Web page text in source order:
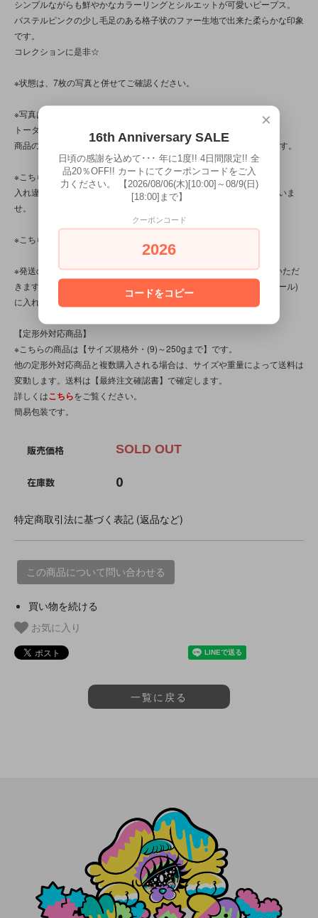
シンプルながらも鮮やかなカラーリングとシルエットが可愛いピープス。
パステルピンクの少し毛足のある格子状のファー生地で出来た柔らかな印象
です。
コレクションに是非☆
※状態は、7枚の写真と併せてご確認ください。
※写真は、光の当たり方によって見え方が変わる為、
トータル的に判断いただけると幸いです。
商品の特性/性質上、縫いや玉止め等に“甘さ/曖昧”差が見られる商品です。
※こちらの商品は店頭でも販売しています。
入れ違いで完売してしまう場合がございます。その際はご容赦くださいま
せ。
※こちらの商品は、中古・ヴィンテージ品です。
※発送の際、ぬいぐるみはプチプチ(エアパッキン/緩衝材)を省かせていただ
きます。透明袋(ＯＰＰ袋)に本体を入れ、紙袋(場合によってはダンボール)
に入れてお送りいたします。
【定形外対応商品】
※こちらの商品は【サイズ規格外・(9)～250gまで】です。
他の定形外対応商品と複数購入される場合は、サイズや重量によって送料は
変動します。送料は【最終注文確認書】で確定します。
詳しくはこちらをご覧ください。
簡易包装です。
販売価格 SOLD OUT
在庫数 0
特定商取引法に基づく表記 (返品など)
この商品について問い合わせる
買い物を続ける
お気に入り
一覧に戻る
×
16th Anniversary SALE
日頃の感謝を込めて･･･ 年に1度!! 4日間限定!! 全
品20％OFF!! カートにてクーポンコードをご入
力ください。 【2026/08/06(木)[10:00]～08/9(日)
[18:00]まで】
クーポンコード
2026
コードをコピー